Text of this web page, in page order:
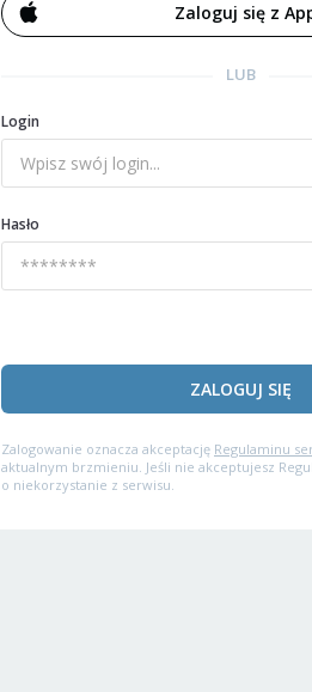
Zaloguj się z
LUB
Login
Hasło
ZALOGUJ SIĘ
Zalogowanie oznacza akceptację Regulaminu
aktualnym brzmieniu. Jeśli nie akceptujesz
o niekorzystanie z serwisu.